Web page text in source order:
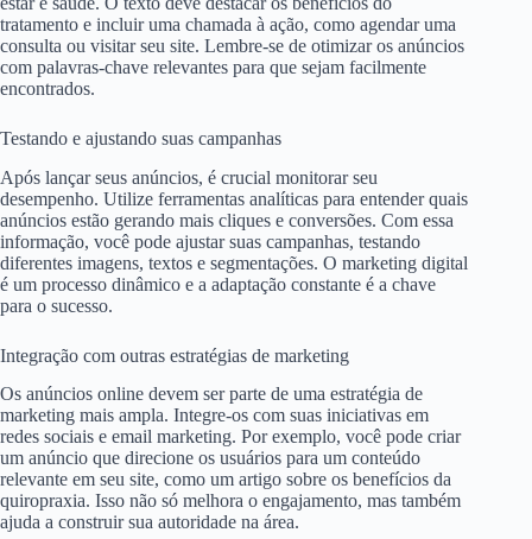
tratamento e incluir uma chamada à ação, como agendar uma
consulta ou visitar seu site. Lembre-se de otimizar os anúncios
com palavras-chave relevantes para que sejam facilmente
encontrados.
Testando e ajustando suas campanhas
Após lançar seus anúncios, é crucial monitorar seu
desempenho. Utilize ferramentas analíticas para entender quais
anúncios estão gerando mais cliques e conversões. Com essa
informação, você pode ajustar suas campanhas, testando
diferentes imagens, textos e segmentações. O marketing digital
é um processo dinâmico e a adaptação constante é a chave
para o sucesso.
Integração com outras estratégias de marketing
Os anúncios online devem ser parte de uma estratégia de
marketing mais ampla. Integre-os com suas iniciativas em
redes sociais e email marketing. Por exemplo, você pode criar
um anúncio que direcione os usuários para um conteúdo
relevante em seu site, como um artigo sobre os benefícios da
quiropraxia. Isso não só melhora o engajamento, mas também
ajuda a construir sua autoridade na área.